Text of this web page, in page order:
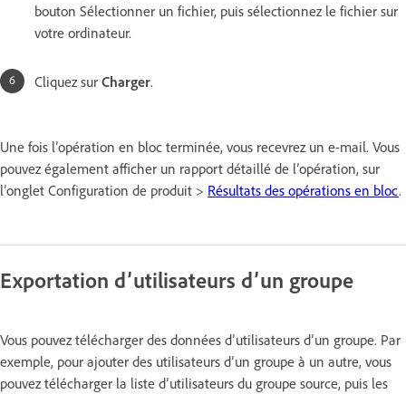
bouton Sélectionner un fichier, puis sélectionnez le fichier sur
votre ordinateur.
Cliquez sur Charger.
Une fois l’opération en bloc terminée, vous recevrez un e-mail. Vous
pouvez également afficher un rapport détaillé de l’opération, sur
l’onglet Configuration de produit > Résultats des opérations en bloc.
Exportation d’utilisateurs d’un groupe
Vous pouvez télécharger des données d’utilisateurs d’un groupe. Par
exemple, pour ajouter des utilisateurs d’un groupe à un autre, vous
pouvez télécharger la liste d’utilisateurs du groupe source, puis les